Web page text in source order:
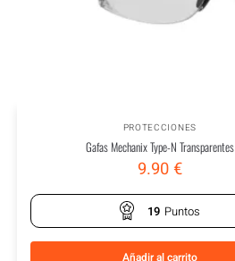
PROTECCIONES
Gafas Mechanix Type-N Transparentes
9.90€
19 Puntos
Añadir al carrito